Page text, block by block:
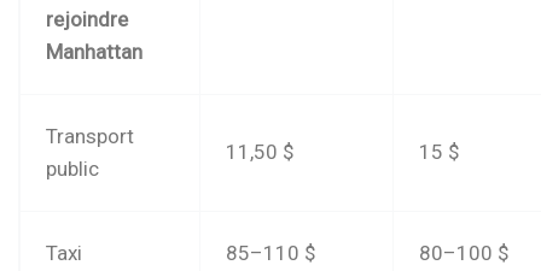
rejoindre
Manhattan
Transport
public
11,50 $ 15 $
Taxi 85–110 $ 80–100 $